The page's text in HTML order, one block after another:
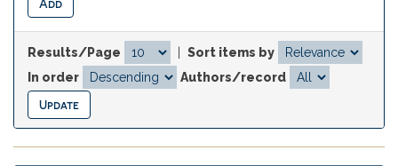
Results/Page
Sort items by
In order
Authors/record